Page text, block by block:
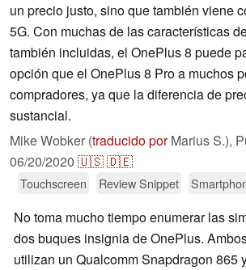
un precio justo, sino que también viene
5G. Con muchas de las características
también incluidas, el OnePlus 8 puede
opción que el OnePlus 8 Pro a muchos
compradores, ya que la diferencia de
sustancial.
Mike Wobker (traducido porMarius S.),
06/20/2020 🇺🇸🇩🇪
Touchscreen Review Snippet
No toma mucho tiempo enumerar las
dos buques insignia de OnePlus.
utilizan un Qualcomm Snapdragon 865